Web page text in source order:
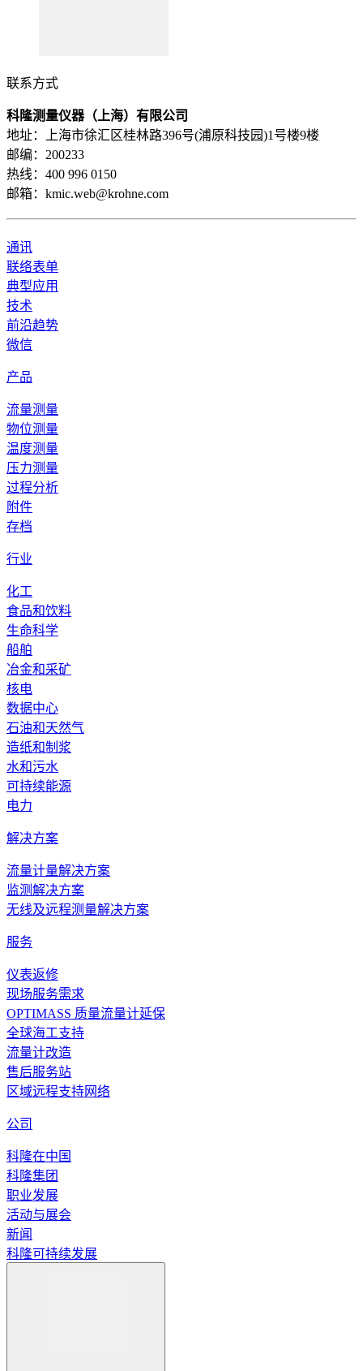
联系方式
科隆测量仪器（上海）有限公司
地址：上海市徐汇区桂林路396号(浦原科技园)1号楼9楼
邮编：200233
热线：400 996 0150
邮箱：kmic.web@krohne.com
通讯
联络表单
典型应用
技术
前沿趋势
微信
产品
流量测量
物位测量
温度测量
压力测量
过程分析
附件
存档
行业
化工
食品和饮料
生命科学
船舶
冶金和采矿
核电
数据中心
石油和天然气
造纸和制浆
水和污水
可持续能源
电力
解决方案
流量计量解决方案
监测解决方案
无线及远程测量解决方案
服务
仪表返修
现场服务需求
OPTIMASS 质量流量计延保
全球海工支持
流量计改造
售后服务站
区域远程支持网络
公司
科隆在中国
科隆集团
职业发展
活动与展会
新闻
科隆可持续发展